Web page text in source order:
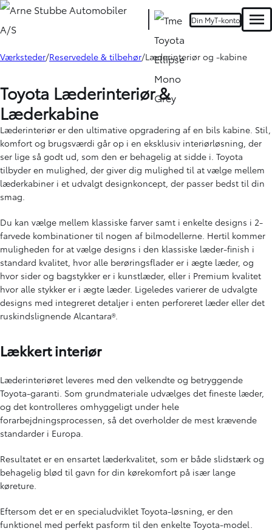
Din MyT-konto
Værksteder Reservedele & tilbehør Læderinteriør og -kabine
Toyota Læderinteriør &
Læderkabine
Læderinteriør er den ultimative opgradering af en bils kabine. Stil,
komfort og brugsværdi går op i en eksklusiv interiørløsning, der
ser lige så godt ud, som den er behagelig at sidde i. Toyota
tilbyder en mulighed, der giver dig mulighed til at vælge mellem
læderkabiner i et udvalgt designkoncept, der passer bedst til din
smag.
Du kan vælge mellem klassiske farver samt i enkelte designs i 2-
farvede kombinationer til nogen af bilmodellerne. Hertil kommer
muligheden for at vælge designs i den klassiske læder-finish i
standard kvalitet, hvor alle berøringsflader er i ægte læder, og
hvor sider og bagstykker er i kunstlæder, eller i Premium kvalitet
hvor alle stykker er i ægte læder. Ligeledes varierer de udvalgte
designs med integreret detaljer i enten perforeret læder eller det
ruskindslignende Alcantara®.
Lækkert interiør
Læderinteriøret leveres med den velkendte og betryggende
Toyota-garanti. Som grundmateriale udvælges det fineste læder,
og det kontrolleres omhyggeligt under hele
forarbejdningsprocessen, så det overholder de mest krævende
standarder i Europa.
Resultatet er en ensartet læderkvalitet, som er både slidstærk og
behagelig blød til gavn for din kørekomfort på især lange
køreture.
Eftersom det er en specialudviklet Toyota-løsning, er den
funktionel med perfekt pasform til den enkelte Toyota-model.